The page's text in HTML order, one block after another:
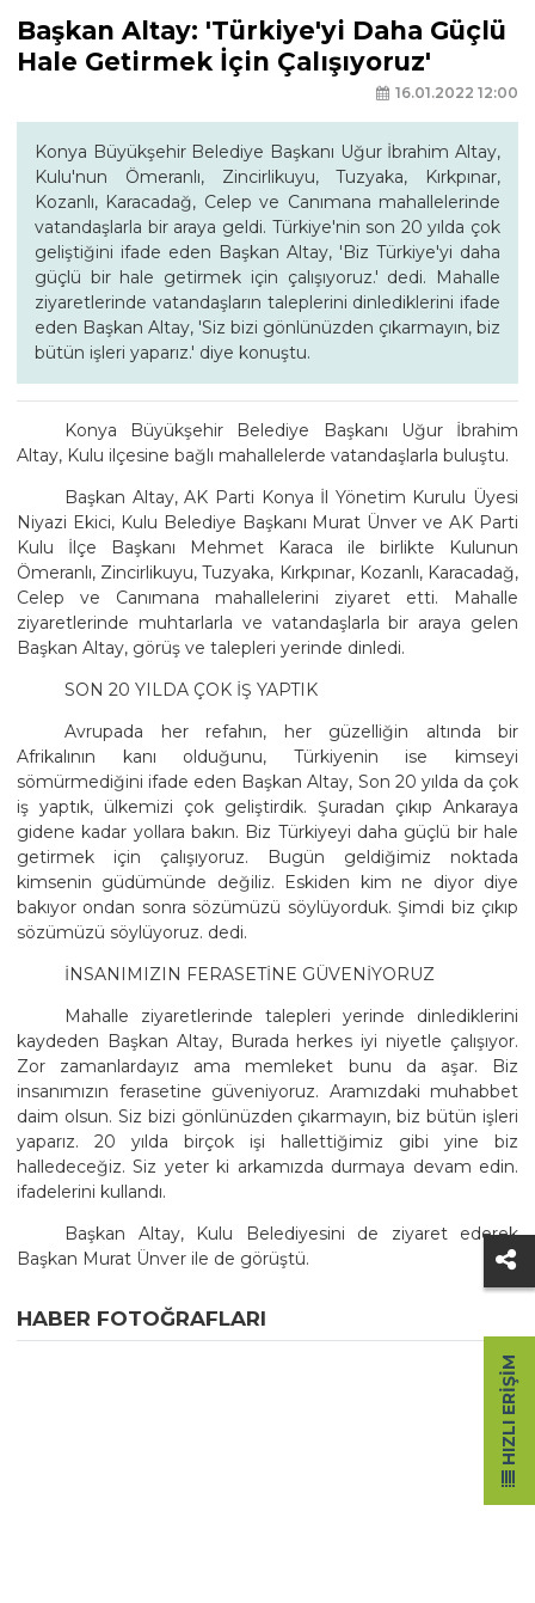
Başkan Altay: 'Türkiye'yi Daha Güçlü
Hale Getirmek İçin Çalışıyoruz'
16.01.2022 12:00
Konya Büyükşehir Belediye Başkanı Uğur İbrahim Altay,
Kulu'nun Ömeranlı, Zincirlikuyu, Tuzyaka, Kırkpınar,
Kozanlı, Karacadağ, Celep ve Canımana mahallelerinde
vatandaşlarla bir araya geldi. Türkiye'nin son 20 yılda çok
geliştiğini ifade eden Başkan Altay, 'Biz Türkiye'yi daha
güçlü bir hale getirmek için çalışıyoruz.' dedi. Mahalle
ziyaretlerinde vatandaşların taleplerini dinlediklerini ifade
eden Başkan Altay, 'Siz bizi gönlünüzden çıkarmayın, biz
bütün işleri yaparız.' diye konuştu.
Konya Büyükşehir Belediye Başkanı Uğur İbrahim
Altay, Kulu ilçesine bağlı mahallelerde vatandaşlarla buluştu.
Başkan Altay, AK Parti Konya İl Yönetim Kurulu Üyesi
Niyazi Ekici, Kulu Belediye Başkanı Murat Ünver ve AK Parti
Kulu İlçe Başkanı Mehmet Karaca ile birlikte Kulunun
Ömeranlı, Zincirlikuyu, Tuzyaka, Kırkpınar, Kozanlı, Karacadağ,
Celep ve Canımana mahallelerini ziyaret etti. Mahalle
ziyaretlerinde muhtarlarla ve vatandaşlarla bir araya gelen
Başkan Altay, görüş ve talepleri yerinde dinledi.
SON 20 YILDA ÇOK İŞ YAPTIK
Avrupada her refahın, her güzelliğin altında bir
Afrikalının kanı olduğunu, Türkiyenin ise kimseyi
sömürmediğini ifade eden Başkan Altay, Son 20 yılda da çok
iş yaptık, ülkemizi çok geliştirdik. Şuradan çıkıp Ankaraya
gidene kadar yollara bakın. Biz Türkiyeyi daha güçlü bir hale
getirmek için çalışıyoruz. Bugün geldiğimiz noktada
kimsenin güdümünde değiliz. Eskiden kim ne diyor diye
bakıyor ondan sonra sözümüzü söylüyorduk. Şimdi biz çıkıp
sözümüzü söylüyoruz. dedi.
İNSANIMIZIN FERASETİNE GÜVENİYORUZ
Mahalle ziyaretlerinde talepleri yerinde dinlediklerini
kaydeden Başkan Altay, Burada herkes iyi niyetle çalışıyor.
Zor zamanlardayız ama memleket bunu da aşar. Biz
insanımızın ferasetine güveniyoruz. Aramızdaki muhabbet
daim olsun. Siz bizi gönlünüzden çıkarmayın, biz bütün işleri
yaparız. 20 yılda birçok işi hallettiğimiz gibi yine biz
halledeceğiz. Siz yeter ki arkamızda durmaya devam edin.
ifadelerini kullandı.
Başkan Altay, Kulu Belediyesini de ziyaret ederek
Başkan Murat Ünver ile de görüştü.
HABER FOTOĞRAFLARI
HIZLI ERIŞIM